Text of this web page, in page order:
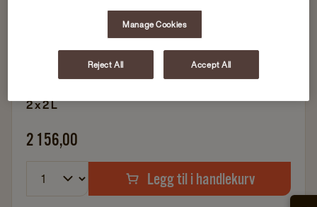
25-30 % lavere CO2 utslipp per kopp versus
filterkaffe og hele bønner
Minimumsbestillingen for dette produktet er 3 esker
2 x 2 L
2 156,00
Legg til i handlekurv
Manage Cookies
Reject All Accept All